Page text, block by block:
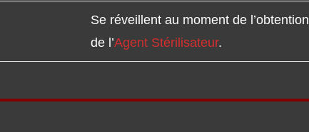
Se réveillent au moment de l’obtention
de l’Agent Stérilisateur.